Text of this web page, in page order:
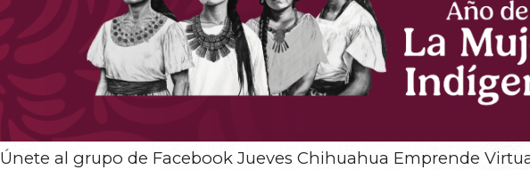
Únete al grupo de Facebook Jueves Chihuahua Emprende